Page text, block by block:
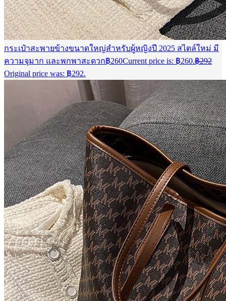
กระเป๋าสะพายข้างขนาดใหญ่สำหรับผู้หญิงปี 2025 สไตล์ใหม่ มี
ความจุมาก และพกพาสะดวก฿260Current price is: ฿260.฿292
Original price was: ฿292.